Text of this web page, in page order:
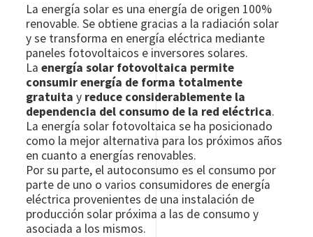
La energía solar es una energía de origen 100%
renovable. Se obtiene gracias a la radiación solar
y se transforma en energía eléctrica mediante
paneles fotovoltaicos e inversores solares.
Laenergía solar fotovoltaica permite
consumir energía de forma totalmente
gratuita y reduce considerablemente la
dependencia del consumo de la red eléctrica.
La energía solar fotovoltaica se ha posicionado
como la mejor alternativa para los próximos años
en cuanto a energías renovables.
Por su parte, el autoconsumo es el consumo por
parte de uno o varios consumidores de energía
eléctrica provenientes de una instalación de
producción solar próxima a las de consumo y
asociada a los mismos.